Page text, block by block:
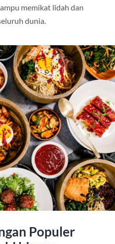
memikat lidah dan
dunia.
Populer